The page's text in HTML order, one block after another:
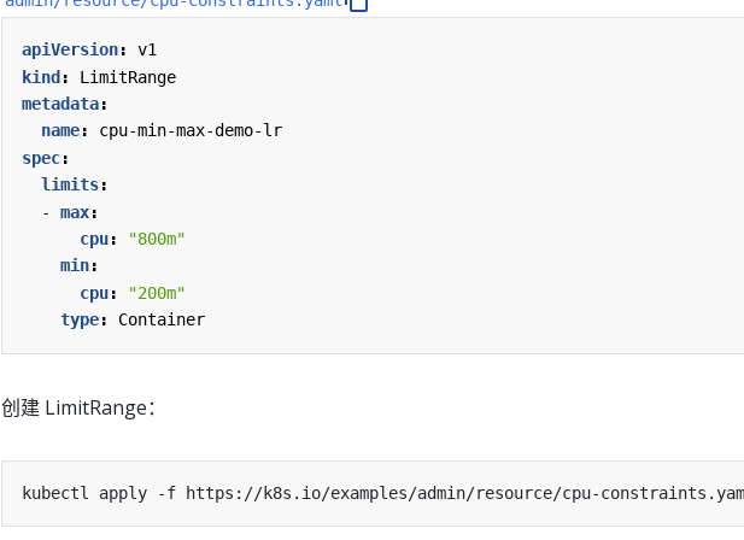
apiVersion:
v1
kind:
LimitRange
metadata:
name:
cpu-min-max-demo-lr
spec:
limits:
- max:
cpu:
"800m"
min:
cpu:
"200m"
type: Container
创建 LimitRange：
kubectl apply -f https://k8s.io/examples/admin/resource/cpu-constraints.yaml